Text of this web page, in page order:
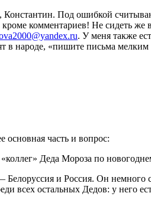
Под ошибкой
комментариев! Не сидеть же
. У меня также
в народе, «пишите письма
основная часть и вопрос:
Деда Мороза по
и Россия. Он
остальных Дедов: у него